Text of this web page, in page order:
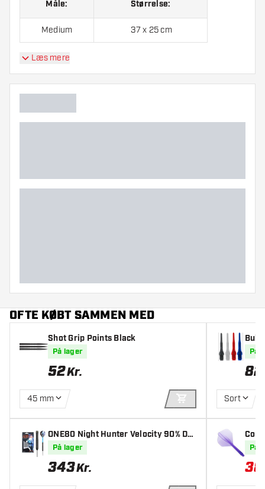
Måle: Størrelse:
Medium 37 x 25 cm
Læs mere
OFTE KØBT SAMMEN MED
Shot Grip Points Black
På lager
52Kr.
45 mm
TILFØJ TIL KURV
ONE80 Night Hunter Velocity 90% Dar
tpile
På lager
343Kr.
På
82
Sort
På
38